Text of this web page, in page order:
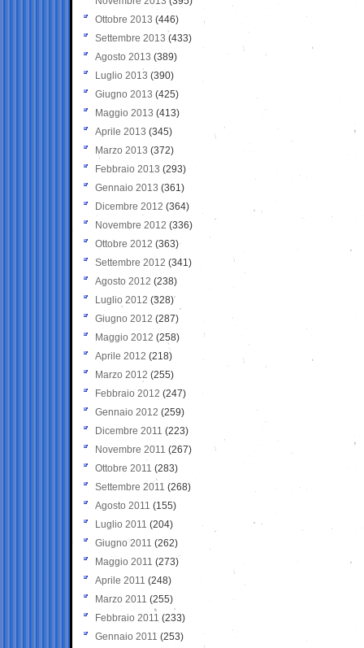
Ottobre 2013 (446)
Settembre 2013 (433)
Agosto 2013 (389)
Luglio 2013 (390)
Giugno 2013 (425)
Maggio 2013 (413)
Aprile 2013 (345)
Marzo 2013 (372)
Febbraio 2013 (293)
Gennaio 2013 (361)
Dicembre 2012 (364)
Novembre 2012 (336)
Ottobre 2012 (363)
Settembre 2012 (341)
Agosto 2012 (238)
Luglio 2012 (328)
Giugno 2012 (287)
Maggio 2012 (258)
Aprile 2012 (218)
Marzo 2012 (255)
Febbraio 2012 (247)
Gennaio 2012 (259)
Dicembre 2011 (223)
Novembre 2011 (267)
Ottobre 2011 (283)
Settembre 2011 (268)
Agosto 2011 (155)
Luglio 2011 (204)
Giugno 2011 (262)
Maggio 2011 (273)
Aprile 2011 (248)
Marzo 2011 (255)
Febbraio 2011 (233)
Gennaio 2011 (253)